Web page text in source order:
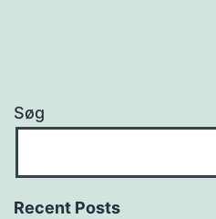
Søg
Recent Posts